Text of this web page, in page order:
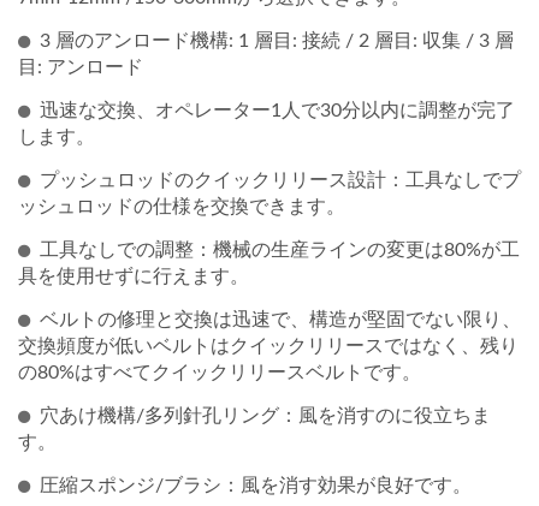
3 層のアンロード機構: 1 層目: 接続 / 2 層目: 収集 / 3 層
目: アンロード
迅速な交換、オペレーター1人で30分以内に調整が完了
します。
プッシュロッドのクイックリリース設計：工具なしでプ
ッシュロッドの仕様を交換できます。
工具なしでの調整：機械の生産ラインの変更は80%が工
具を使用せずに行えます。
ベルトの修理と交換は迅速で、構造が堅固でない限り、
交換頻度が低いベルトはクイックリリースではなく、残り
の80%はすべてクイックリリースベルトです。
穴あけ機構/多列針孔リング：風を消すのに役立ちま
す。
圧縮スポンジ/ブラシ：風を消す効果が良好です。